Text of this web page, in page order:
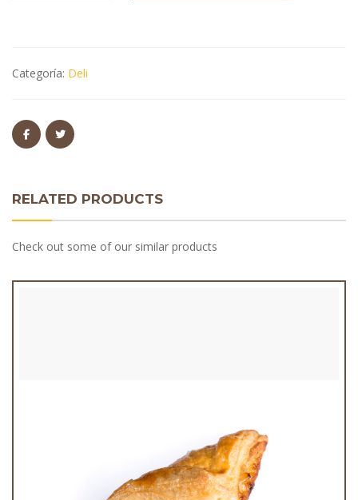
Categoría: Deli
RELATED PRODUCTS
Check out some of our similar products